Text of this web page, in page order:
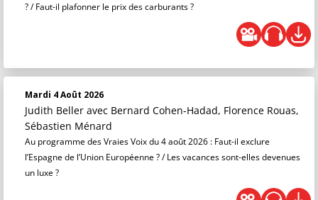
? / Faut-il plafonner le prix des carburants ?
Mardi 4 Août 2026
Judith Beller avec Bernard Cohen-Hadad, Florence Rouas,
Sébastien Ménard
Au programme des Vraies Voix du 4 août 2026 : Faut-il exclure
l’Espagne de l’Union Européenne ? / Les vacances sont-elles devenues
un luxe ?